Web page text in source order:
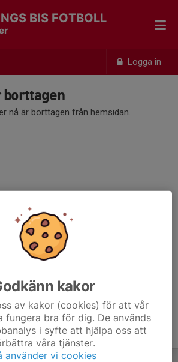
Logga in
BIS FOTBOLL
nå är borttagen från hemsidan.
kakor
av kakor (cookies) för att vår
fungera bra för dig. De används
i syfte att hjälpa oss att
våra tjänster.
använder vi cookies